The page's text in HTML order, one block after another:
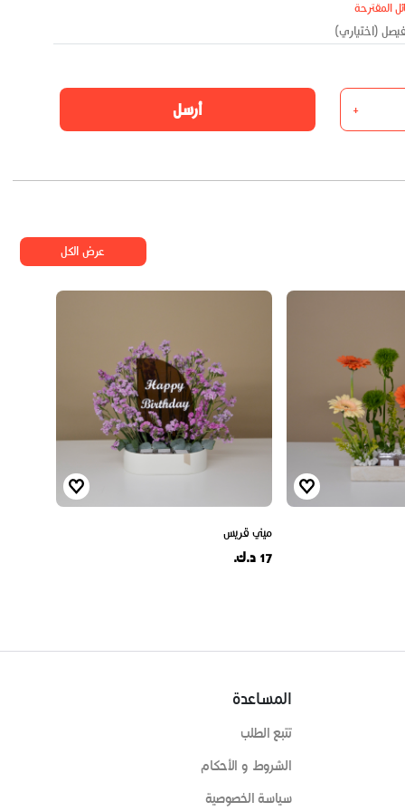
المقترحة
+ أرسل
عرض الكل
ميني قريس
17 د.ك.
المساعدة
تتبع الطلب
الشروط و الأحكام
سياسة الخصوصية